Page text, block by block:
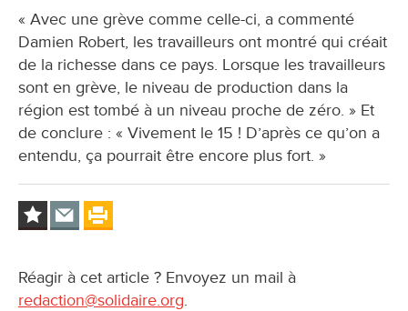
« Avec une grève comme celle-ci, a commenté
Damien Robert, les travailleurs ont montré qui créait
de la richesse dans ce pays. Lorsque les travailleurs
sont en grève, le niveau de production dans la
région est tombé à un niveau proche de zéro. » Et
de conclure : « Vivement le 15 ! D’après ce qu’on a
entendu, ça pourrait être encore plus fort. »
Réagir à cet article ? Envoyez un mail à
redaction@solidaire.org.